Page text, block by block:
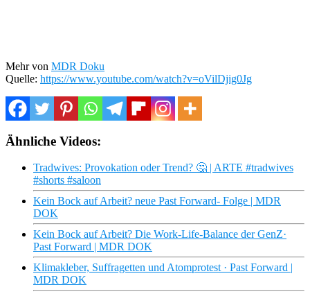
Mehr von MDR Doku
Quelle: https://www.youtube.com/watch?v=oVilDjig0Jg
Ähnliche Videos:
Tradwives: Provokation oder Trend? 🤔 | ARTE #tradwives
#shorts #saloon
Kein Bock auf Arbeit? neue Past Forward- Folge | MDR
DOK
Kein Bock auf Arbeit? Die Work-Life-Balance der GenZ·
Past Forward | MDR DOK
Klimakleber, Suffragetten und Atomprotest · Past Forward |
MDR DOK